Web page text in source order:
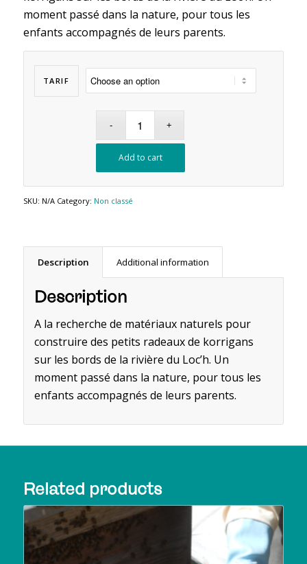
moment passé dans la nature, pour tous les
enfants accompagnés de leurs parents.
TARIF
Add to cart
SKU: N/A Category: Non classé
Description Additional information
Description
A la recherche de matériaux naturels pour
construire des petits radeaux de korrigans
sur les bords de la rivière du Loc’h. Un
moment passé dans la nature, pour tous les
enfants accompagnés de leurs parents.
Related products